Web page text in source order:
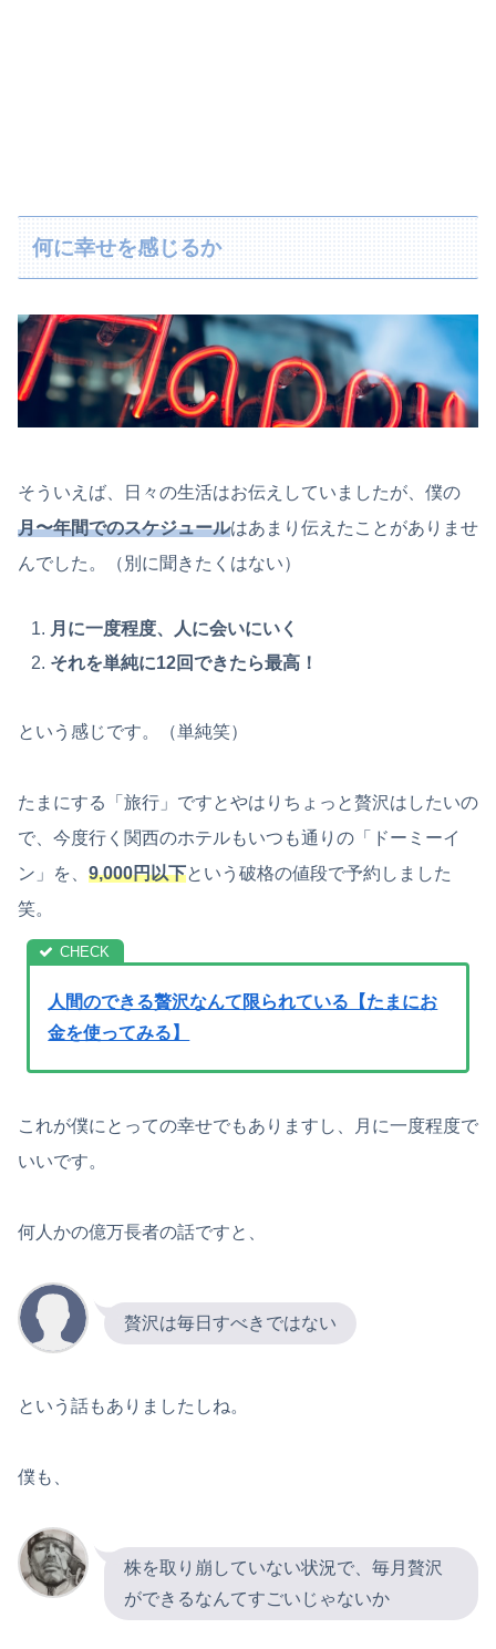
何に幸せを感じるか
そういえば、日々の生活はお伝えしていましたが、僕の
月〜年間でのスケジュールはあまり伝えたことがありませ
んでした。（別に聞きたくはない）
月に一度程度、人に会いにいく
それを単純に12回できたら最高！
という感じです。（単純笑）
たまにする「旅行」ですとやはりちょっと贅沢はしたいの
で、今度行く関西のホテルもいつも通りの「ドーミーイ
ン」を、 9,000円以下という破格の値段で予約しました
笑。
人間のできる贅沢なんて限られている【たまにお
金を使ってみる】
これが僕にとっての幸せでもありますし、月に一度程度で
いいです。
何人かの億万長者の話ですと、
贅沢は毎日すべきではない
という話もありましたしね。
僕も、
株を取り崩していない状況で、毎月贅沢
ができるなんてすごいじゃないか